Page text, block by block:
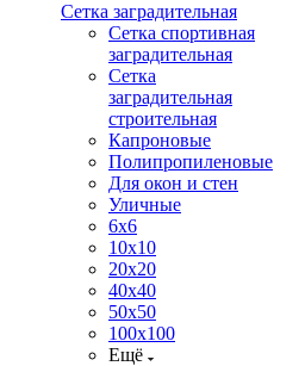
Сетка заградительная
Сетка спортивная
заградительная
Сетка
заградительная
строительная
Капроновые
Полипропиленовые
Для окон и стен
Уличные
6х6
10х10
20х20
40х40
50х50
100х100
Ещё